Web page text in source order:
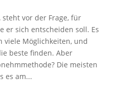
vor der Frage, für
er sich entscheiden soll. Es
viele Möglichkeiten, und
beste finden. Aber
Die meisten
es am...